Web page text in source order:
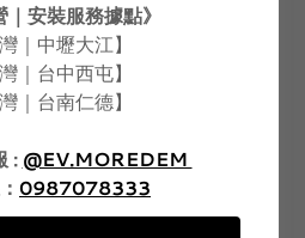
L 環景
(犀牛皮)
景
｜安裝服務據點》
｜中壢大江】
｜台中西屯】
｜台南仁德】
: @EV.MOREDEM
0987078333